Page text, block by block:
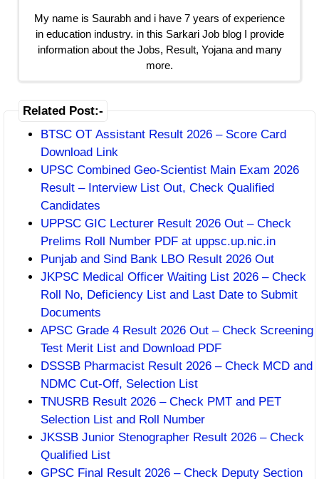
My name is Saurabh and i have 7 years of experience
in education industry. in this Sarkari Job blog I provide
information about the Jobs, Result, Yojana and many
more.
Related Post:-
BTSC OT Assistant Result 2026 – Score Card
Download Link
UPSC Combined Geo-Scientist Main Exam 2026
Result – Interview List Out, Check Qualified
Candidates
UPPSC GIC Lecturer Result 2026 Out – Check
Prelims Roll Number PDF at uppsc.up.nic.in
Punjab and Sind Bank LBO Result 2026 Out
JKPSC Medical Officer Waiting List 2026 – Check
Roll No, Deficiency List and Last Date to Submit
Documents
APSC Grade 4 Result 2026 Out – Check Screening
Test Merit List and Download PDF
DSSSB Pharmacist Result 2026 – Check MCD and
NDMC Cut-Off, Selection List
TNUSRB Result 2026 – Check PMT and PET
Selection List and Roll Number
JKSSB Junior Stenographer Result 2026 – Check
Qualified List
GPSC Final Result 2026 – Check Deputy Section